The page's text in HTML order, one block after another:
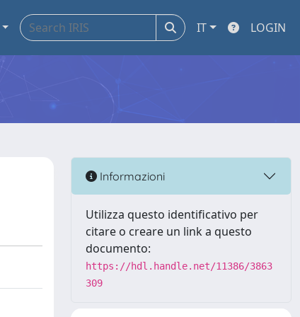
IT LOGIN
Informazioni
Utilizza questo identificativo per
citare o creare un link a questo
documento:
https://hdl.handle.net/11386/3863
309